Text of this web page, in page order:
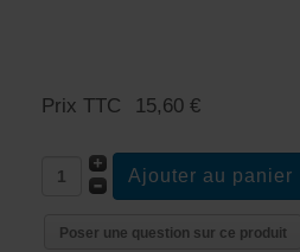
Prix TTC 15,60 €
Poser une question sur ce produit